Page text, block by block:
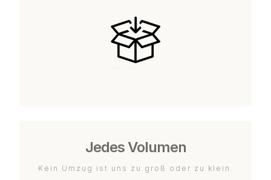
Jedes Volumen
Kein Umzug ist uns zu groß oder zu klein.